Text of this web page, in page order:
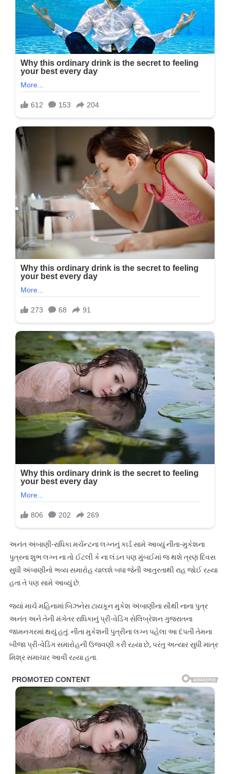
દિવસ
સુધી
ચાલશે
લગ્નનું
જશ્ન,
જુઓ
લિસ્ટ…
અનંત અંબાણી-રાધિકા મર્ચન્ટના લગ્નનું કાર્ડ સામે આવ્યું નીતા-મુકેશના
પુત્રના શુભ લગ્ન ના તો ઈટલી કે ના લંડન પણ મુંબઈમાં જ થશે ત્રણ દિવસ
સુધી અંબાણીનો ભવ્ય સમારોહ ચાલશે બધા જેની આતુરતાથી રાહ જોઈ રહ્યા
હતા તે પણ સામે આવ્યું છે.
જ્યાં માર્ચ મહિનામાં બિઝનેસ ટાયકૂન મુકેશ અંબાણીના સૌથી નાના પુત્ર
અનંત અને તેની મંગેતર રાધિકાનું પ્રી-વેડિંગ સેલિબ્રેશન ગુજરાતના
જામનગરમાં થયું હતું. નીતા મુકેશની પુત્રીના લગ્ન પહેલા આ દંપતી તેમના
બીજા પ્રી-વેડિંગ સમારોહની ઉજવણી કરી રહ્યા છે, પરંતુ અત્યાર સુધી માત્ર
મિશ્ર સમાચાર આવી રહ્યા હતા.